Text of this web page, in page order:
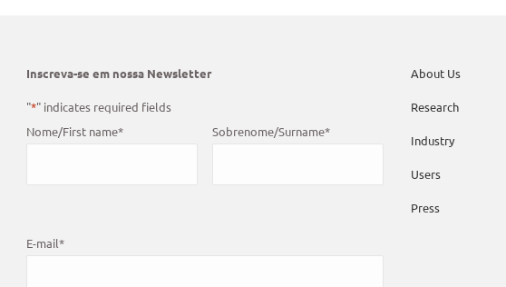
Inscreva-se em nossa Newsletter
"*" indicates required fields
Nome/First name* Sobrenome/Surname*
E-mail*
About Us
Research
Industry
Users
Press